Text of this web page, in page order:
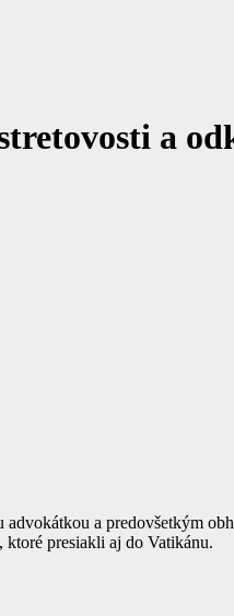
a
a predovšetkým
presiakli aj do Vatikánu.